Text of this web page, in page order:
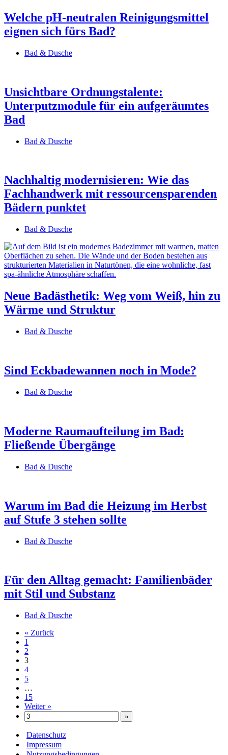
Welche pH-neutralen Reinigungsmittel
eignen sich fürs Bad?
Bad & Dusche
Unsichtbare Ordnungstalente:
Unterputzmodule für ein aufgeräumtes
Bad
Bad & Dusche
Nachhaltig modernisieren: Wie das
Fachhandwerk mit ressourcensparenden
Bädern punktet
Bad & Dusche
Neue Badästhetik: Weg vom Weiß, hin zu
Wärme und Struktur
Bad & Dusche
Sind Eckbadewannen noch in Mode?
Bad & Dusche
Moderne Raumaufteilung im Bad:
Fließende Übergänge
Bad & Dusche
Warum im Bad die Heizung im Herbst
auf Stufe 3 stehen sollte
Bad & Dusche
Für den Alltag gemacht: Familienbäder
mit Stil und Substanz
Bad & Dusche
« Zurück
1
2
3
4
5
…
15
Weiter »
Datenschutz
Impressum